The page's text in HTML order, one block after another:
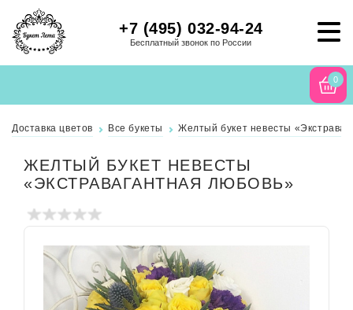
+7 (495) 032-94-24
Бесплатный звонок по России
0
Доставка цветов Все букеты Желтый букет невесты
ЖЕЛТЫЙ БУКЕТ НЕВЕСТЫ
«ЭКСТРАВАГАНТНАЯ ЛЮБОВЬ»